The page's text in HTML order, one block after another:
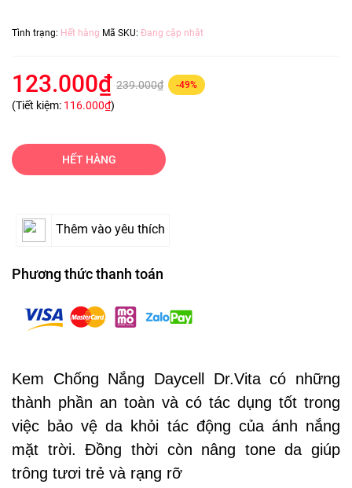
Tình trạng: Hết hàng Mã SKU: Đang cập nhật
123.000₫ 239.000₫ -49%
(Tiết kiệm: 116.000₫)
HẾT HÀNG
Thêm vào yêu thích
Phương thức thanh toán
Kem Chống Nắng Daycell Dr.Vita có những
thành phần an toàn và có tác dụng tốt trong
việc bảo vệ da khỏi tác động của ánh nắng
mặt trời. Đồng thời còn nâng tone da giúp
trông tươi trẻ và rạng rỡ